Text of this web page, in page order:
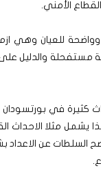
الأمني.
للعيان وهي
مستفحلة والدليل
كثيرة في
يشمل مثلا الاحداث
السلطات عن